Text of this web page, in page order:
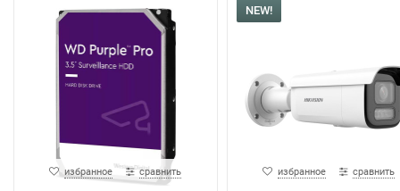
избранное сравнить
NEW!
избранное сравнить